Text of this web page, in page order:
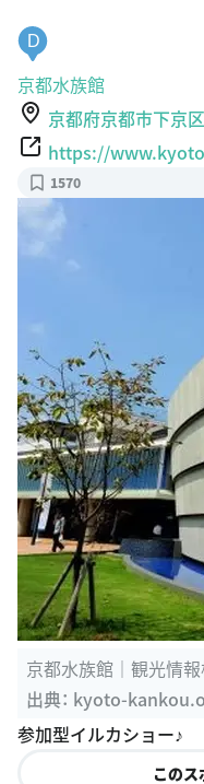
D
京都水族館
京都府京都市下京
https://
1570
京都水族館｜観光情
都府観光連盟公式 ...
出典： kyoto-
383446045.7143
参加型イルカショー♪
この